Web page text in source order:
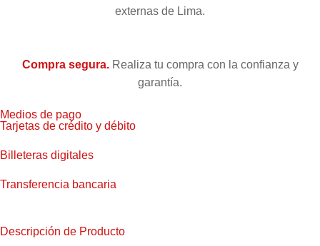
externas de Lima.
Compra segura.Realiza tu compra con la confianza y
garantía.
Medios de pago
Tarjetas de crédito y débito
Billeteras digitales
Transferencia bancaria
Descripción de Producto